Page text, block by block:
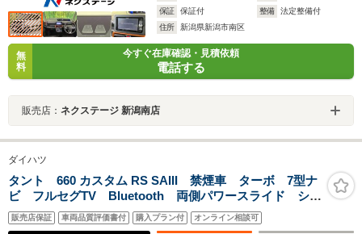
保証
保証付 整備
法定整備付
住所
新潟県新潟市南区
無
料
今すぐ在庫確認・見積依頼
電話する
販売店： ネクステージ 新潟南店
ダイハツ
タント 660 カスタム RS SAIII 禁煙車 ターボ 7型ナ
ビ フルセグTV Bluetooth 両側パワースライド シー
トヒーター スマートキー ETC LEDヘッドライト
アイドリングストップ 純正15インチアルミ
販売店保証 車両品質評価書付 購入プラン付 オンライン相談可